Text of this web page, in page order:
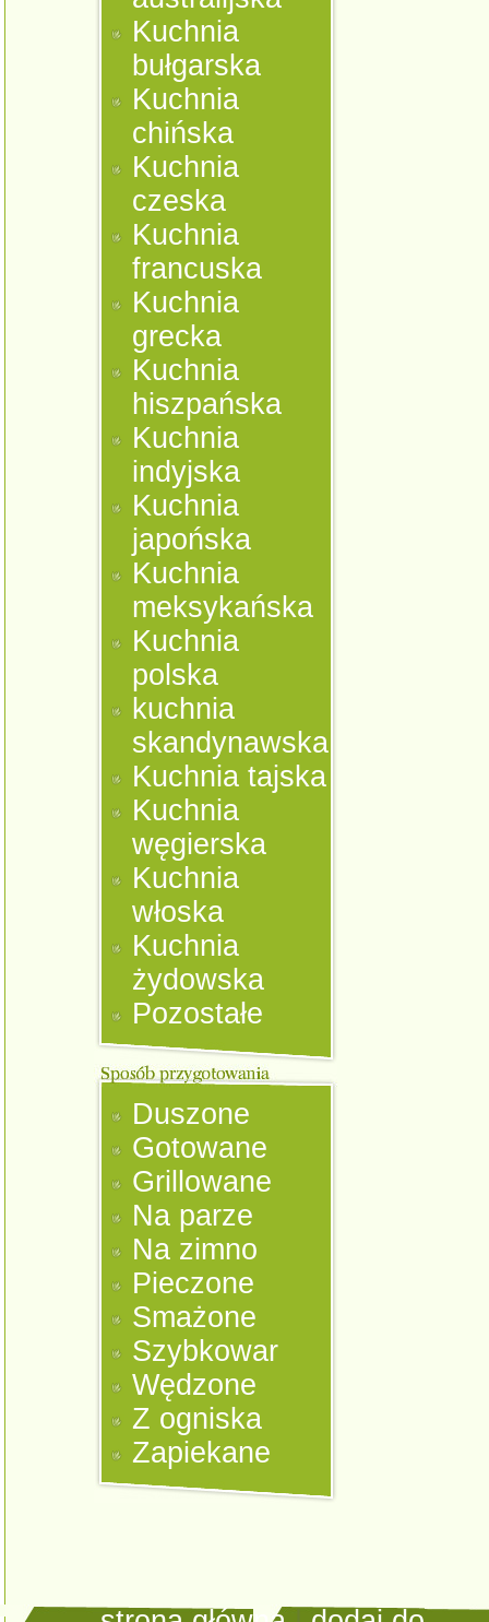
Kuchnia
bułgarska
Kuchnia
chińska
Kuchnia
czeska
Kuchnia
francuska
Kuchnia
grecka
Kuchnia
hiszpańska
Kuchnia
indyjska
Kuchnia
japońska
Kuchnia
meksykańska
Kuchnia
polska
kuchnia
skandynawska
Kuchnia tajska
Kuchnia
węgierska
Kuchnia
włoska
Kuchnia
żydowska
Pozostałe
Duszone
Gotowane
Grillowane
Na parze
Na zimno
Pieczone
Smażone
Szybkowar
Wędzone
Z ogniska
Zapiekane